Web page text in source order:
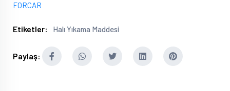
FORCAR
Etiketler: Halı Yıkama Maddesi
Paylaş: